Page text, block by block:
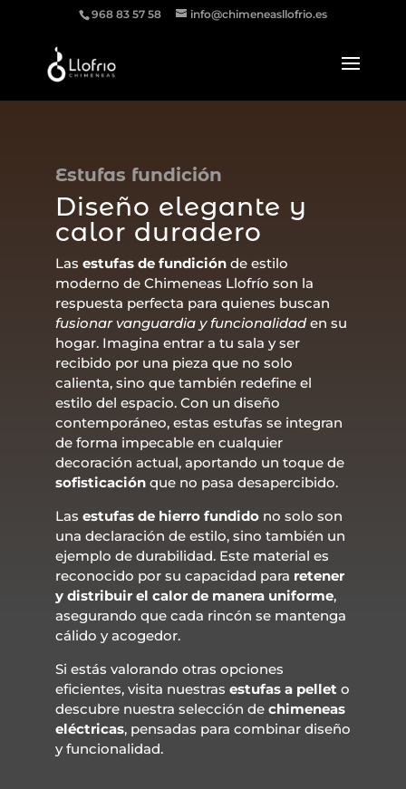
968 83 57 58 info@chimeneasllofrio.es
Estufas fundición
Diseño elegante y
calor duradero
Las estufas de fundiciónde estilo
moderno de Chimeneas Llofrío son la
respuesta perfecta para quienes buscan
fusionar vanguardia y funcionalidaden su
hogar. Imagina entrar a tu sala y ser
recibido por una pieza que no solo
calienta, sino que también redefine el
estilo del espacio. Con un diseño
contemporáneo, estas estufas se integran
de forma impecable en cualquier
decoración actual, aportando un toque de
sofisticaciónque no pasa desapercibido.
Las estufas de hierro fundidono solo son
una declaración de estilo, sino también un
ejemplo de durabilidad. Este material es
reconocido por su capacidad para retener
y distribuir el calor de manera uniforme,
asegurando que cada rincón se mantenga
cálido y acogedor.
Si estás valorando otras opciones
eficientes, visita nuestras estufas a pellet o
descubre nuestra selección de chimeneas
eléctricas, pensadas para combinar diseño
y funcionalidad.